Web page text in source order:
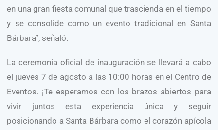
en una gran fiesta comunal que trascienda en el tiempo
y se consolide como un evento tradicional en Santa
Bárbara”, señaló.
La ceremonia oficial de inauguración se llevará a cabo
el jueves 7 de agosto a las 10:00 horas en el Centro de
Eventos. ¡Te esperamos con los brazos abiertos para
vivir juntos esta experiencia única y seguir
posicionando a Santa Bárbara como el corazón apícola